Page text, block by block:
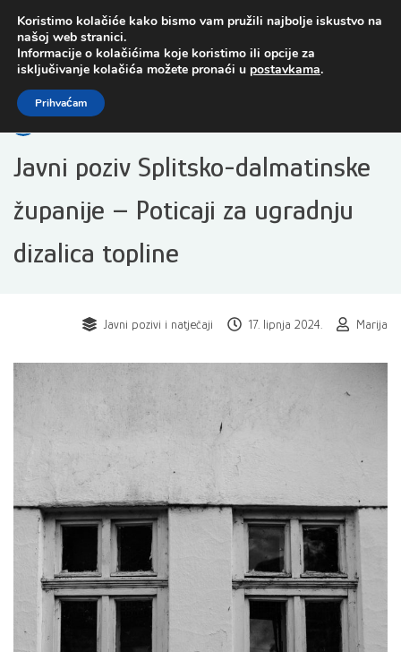
Open toolbar
sadržaj
Javni poziv Splitsko-dalmatinske
županije – Poticaji za ugradnju
dizalica topline
Javni pozivi i natječaji 17. lipnja 2024. Marija
Koristimo kolačiće kako bismo vam pružili najbolje iskustvo na
našoj web stranici.
Informacije o kolačićima koje koristimo ili opcije za
isključivanje kolačića možete pronaći u postavkama.
Prihvaćam